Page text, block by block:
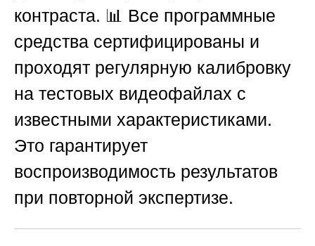
контраста. 📊 Все программные
средства сертифицированы и
проходят регулярную калибровку
на тестовых видеофайлах с
известными характеристиками.
Это гарантирует
воспроизводимость результатов
при повторной экспертизе.